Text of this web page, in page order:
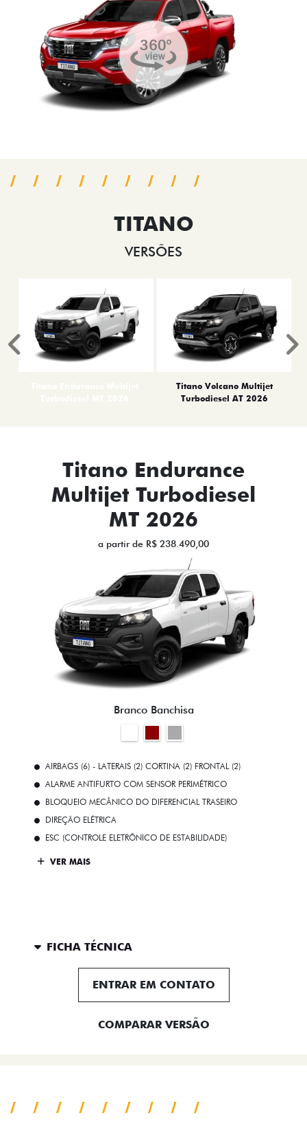
TITANO
VERSÕES
Titano Volcano Multijet
Turbodiesel AT 2026
Anterior
Titano Endurance
Multijet Turbodiesel
MT 2026
a partir de R$ 238.490,00
Branco Banchisa
AIRBAGS (6) - LATERAIS (2) CORTINA (2) FRONTAL (2)
ALARME ANTIFURTO COM SENSOR PERIMÉTRICO
BLOQUEIO MECÂNICO DO DIFERENCIAL TRASEIRO
DIREÇÃO ELÉTRICA
ESC (CONTROLE ELETRÔNICO DE ESTABILIDADE)
VER MAIS
FICHA TÉCNICA
ENTRAR EM CONTATO
COMPARAR VERSÃO